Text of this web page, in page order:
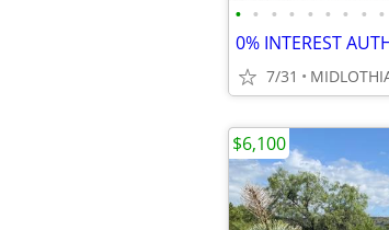
• • • • • • • • •
7/31
$6,100